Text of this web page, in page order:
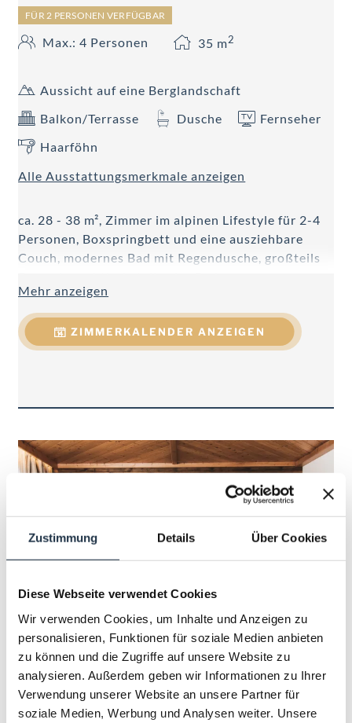
Zustimmung Details Über Cookies
Diese Webseite verwendet Cookies
Wir verwenden Cookies, um Inhalte und Anzeigen zu
personalisieren, Funktionen für soziale Medien anbieten
zu können und die Zugriffe auf unsere Website zu
analysieren. Außerdem geben wir Informationen zu Ihrer
Verwendung unserer Website an unsere Partner für
soziale Medien, Werbung und Analysen weiter. Unsere
FÜR 2 PERSONEN VERFÜGBAR
Max.: 4 Personen 35 m2
Aussicht auf eine Berglandschaft
Balkon/Terrasse
Dusche
Fernseher
Haarföhn
Alle Ausstattungsmerkmale anzeigen
ca. 28 - 38 m², Zimmer im alpinen Lifestyle für 2-4
Personen, Boxspringbett und eine ausziehbare
Couch, modernes Bad mit Regendusche, großteils
Handtuchtrockner, Föhn, WC getrennt, Telefon,
Kabel-Flat-TV, W-LAN, Minibar, Safe, Schreibtisch,
Balkon.
Mehr anzeigen
ZIMMERKALENDER ANZEIGEN
13
ALPINE SUITE
FÜR 2 PERSONEN VERFÜGBAR